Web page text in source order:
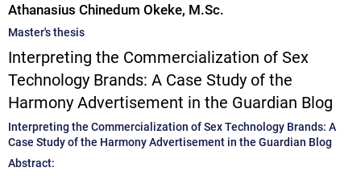
Athanasius Chinedum Okeke, M.Sc.
Master's thesis
Interpreting the Commercialization of Sex
Technology Brands: A Case Study of the
Harmony Advertisement in the Guardian Blog
Interpreting the Commercialization of Sex Technology Brands: A
Case Study of the Harmony Advertisement in the Guardian Blog
Abstract: